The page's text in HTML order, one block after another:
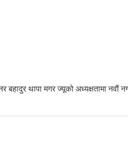
थापा मगर ज्यूको अध्यक्षतामा नवौं